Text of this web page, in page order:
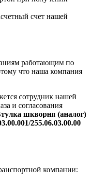
счет нашей
работающим по
что наша компания
сотрудник нашей
и согласования
шкворня (аналог)
255.06.03.00.00
компании: